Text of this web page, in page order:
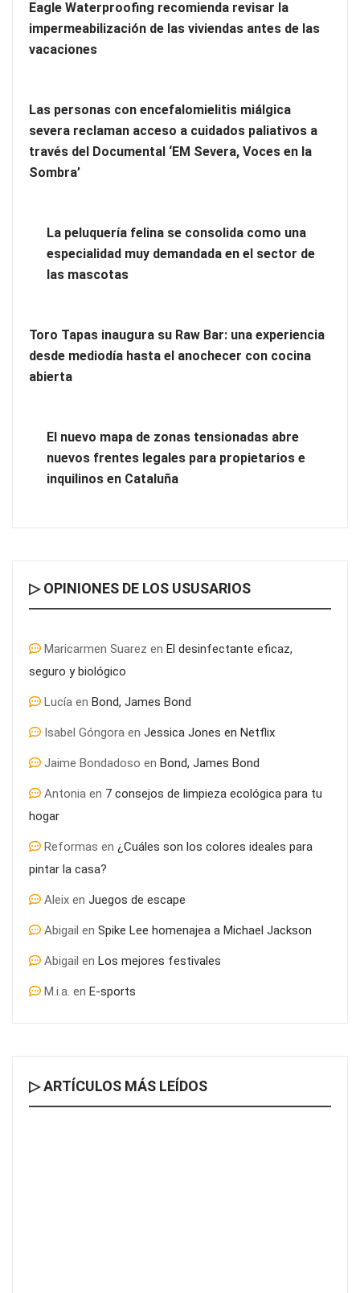
Más allá de la crema solar: la importancia de revisar manchas
y lunares
Eagle Waterproofing recomienda revisar la
Eagle Waterproofing recomienda revisar la
impermeabilización de las viviendas antes de las
vacaciones
Las personas con encefalomielitis miálgica
severa reclaman acceso a cuidados paliativos a
través del Documental ‘EM Severa, Voces en la
Sombra’
La peluquería felina se consolida como una
especialidad muy demandada en el sector de
las mascotas
Toro Tapas inaugura su Raw Bar: una experiencia
desde mediodía hasta el anochecer con cocina
abierta
El nuevo mapa de zonas tensionadas abre
nuevos frentes legales para propietarios e
inquilinos en Cataluña
▷ OPINIONES DE LOS USUSARIOS
Maricarmen Suarez en El desinfectante eficaz,
seguro y biológico
Lucía en Bond, James Bond
Isabel Góngora en Jessica Jones en Netflix
Jaime Bondadoso en Bond, James Bond
Antonia en 7 consejos de limpieza ecológica para tu
hogar
Reformas en ¿Cuáles son los colores ideales para
pintar la casa?
Aleix en Juegos de escape
Abigail en Spike Lee homenajea a Michael Jackson
Abigail en Los mejores festivales
M.i.a. en E-sports
▷ ARTÍCULOS MÁS LEÍDOS